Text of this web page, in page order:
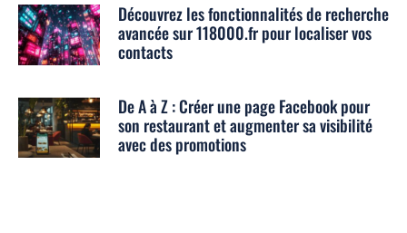
Découvrez les fonctionnalités de recherche
avancée sur 118000.fr pour localiser vos
contacts
De A à Z : Créer une page Facebook pour
son restaurant et augmenter sa visibilité
avec des promotions